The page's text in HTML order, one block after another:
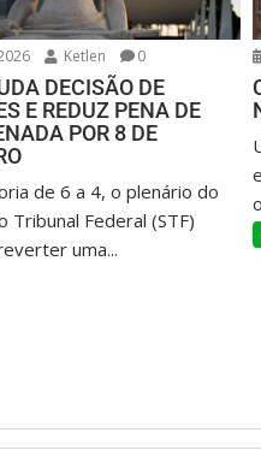
Ketlen 0
DECISÃO DE
E REDUZ PENA DE
POR 8 DE
de 6 a 4, o plenário do
Tribunal Federal (STF)
uma...